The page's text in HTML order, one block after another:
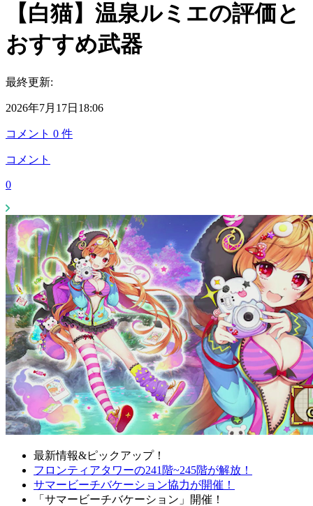
【白猫】温泉ルミエの評価と
おすすめ武器
最終更新:
2026年7月17日18:06
コメント 0 件
コメント
0
最新情報&ピックアップ！
フロンティアタワーの241階~245階が解放！
サマービーチバケーション協力が開催！
「サマービーチバケーション」開催！